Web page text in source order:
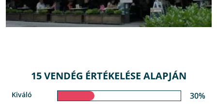
15 VENDÉG ÉRTÉKELÉSE ALAPJÁN
Kiváló 30%